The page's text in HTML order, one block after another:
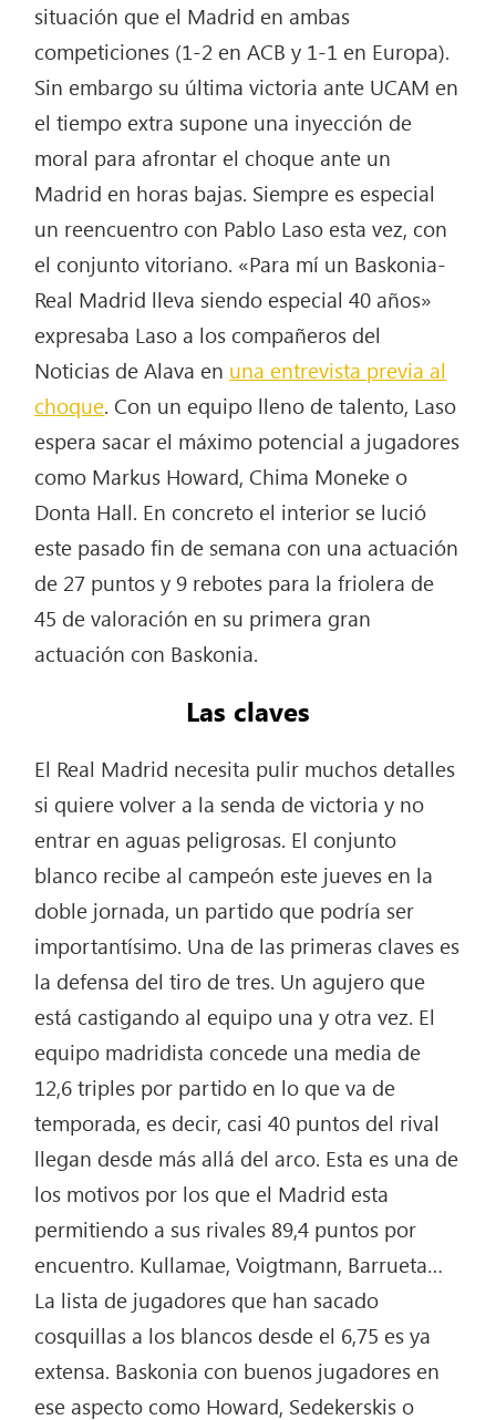
situación que el Madrid en ambas
competiciones (1-2 en ACB y 1-1 en Europa).
Sin embargo su última victoria ante UCAM en
el tiempo extra supone una inyección de
moral para afrontar el choque ante un
Madrid en horas bajas. Siempre es especial
un reencuentro con Pablo Laso esta vez, con
el conjunto vitoriano. «Para mí un Baskonia-
Real Madrid lleva siendo especial 40 años»
expresaba Laso a los compañeros del
Noticias de Alava en una entrevista previa al
choque. Con un equipo lleno de talento, Laso
espera sacar el máximo potencial a jugadores
como Markus Howard, Chima Moneke o
Donta Hall. En concreto el interior se lució
este pasado fin de semana con una actuación
de 27 puntos y 9 rebotes para la friolera de
45 de valoración en su primera gran
actuación con Baskonia.
Las claves
El Real Madrid necesita pulir muchos detalles
si quiere volver a la senda de victoria y no
entrar en aguas peligrosas. El conjunto
blanco recibe al campeón este jueves en la
doble jornada, un partido que podría ser
importantísimo. Una de las primeras claves es
la defensa del tiro de tres. Un agujero que
está castigando al equipo una y otra vez. El
equipo madridista concede una media de
12,6 triples por partido en lo que va de
temporada, es decir, casi 40 puntos del rival
llegan desde más allá del arco. Esta es una de
los motivos por los que el Madrid esta
permitiendo a sus rivales 89,4 puntos por
encuentro. Kullamae, Voigtmann, Barrueta…
La lista de jugadores que han sacado
cosquillas a los blancos desde el 6,75 es ya
extensa. Baskonia con buenos jugadores en
ese aspecto como Howard, Sedekerskis o